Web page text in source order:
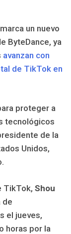
un nuevo
ByteDance, ya
avanzan con
de TikTok en
proteger a
tecnológicos
de la
Unidos,
TikTok, Shou
de
el jueves,
horas por la